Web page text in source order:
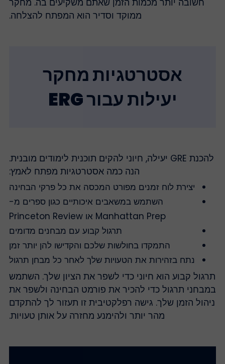
חשובה יותר מכמות הזמן שאתם משקיעים בה. מחקר
ממוקד וסדיר הוא המפתח להצלחה.
אסטרטגיות מחקר
יעילות עבור ERG
להכנת GRE יעילה, חיוני להקים תוכנית לימודים מובנית.
הנה כמה אסטרטגיות מפתח לאמץ:
יצירת לוח זמנים מפורט המכסה את כל פרקי הבחינה
השתמש במשאבים איכותיים כגון ספרים מ-
Manhattan Prep או Princeton Review
תרגול קבוע עם מבחנים מדומים
התמקדו בחולשות שלכם והקדישו להן יותר זמן
נתח בזהירות את הטעויות שלך לאחר כל מבחן תרגול
קבוע הוא חיוני כדי לשפר את הציון שלך. השתמש
תרגול כדי להכיר את פורמט הבחינה ולשפר את
הזמן שלך. גישה רפלקטיבית זו תעזור לך להתקדם
מהר יותר ולהימנע מחזרה על אותן טעויות.